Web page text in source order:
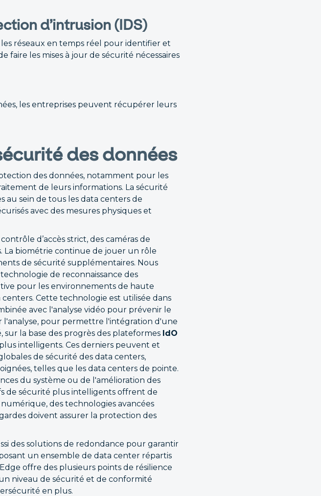
d’intrusion (IDS)
réseaux en temps réel pour identifier et
les mises à jour de sécurité nécessaires
les entreprises peuvent récupérer leurs
des données
des données, notamment pour les
de leurs informations. La sécurité
au sein de tous les data centers de
avec des mesures physiques et
d’accès strict, des caméras de
La biométrie continue de jouer un rôle
de sécurité supplémentaires. Nous
de reconnaissance des
pour les environnements de haute
Cette technologie est utilisée dans
avec l'analyse vidéo pour prévenir le
l'analyse, pour permettre l'intégration d'une
la base des progrès des plateformes IdO
intelligents. Ces derniers peuvent et
de sécurité des data centers,
telles que les data centers de pointe.
du système ou de l'amélioration des
de sécurité plus intelligents offrent de
des technologies avancées
doivent assurer la protection des
des solutions de redondance pour garantir
un ensemble de data center répartis
offre des plusieurs points de résilience
niveau de sécurité et de conformité
en plus.